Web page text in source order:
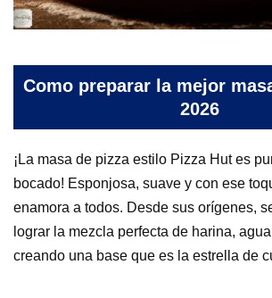
Como preparar la mejor
2026
¡La masa de pizza estilo Pizza Hut es
bocado! Esponjosa, suave y con ese
enamora a todos. Desde sus orígenes,
lograr la mezcla perfecta de harina,
creando una base que es la estrella de